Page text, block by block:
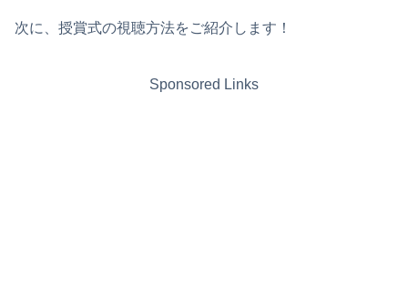
次に、授賞式の視聴方法をご紹介します！
Sponsored Links